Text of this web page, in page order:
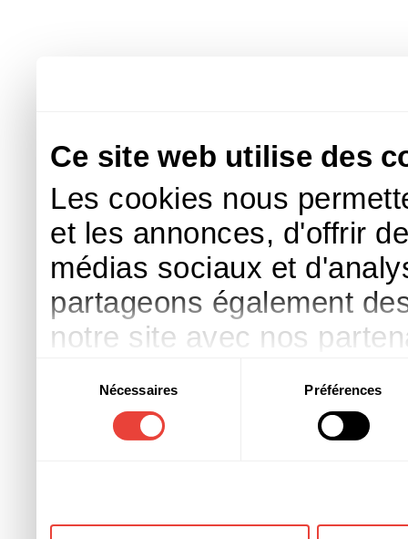
Ce site web utilise des
Les cookies nous
et les annonces, d'offrir
médias sociaux et
partageons également
notre site avec nos
d'autres informations
ont collectées lors de
consentement
Nécessaires Préférences